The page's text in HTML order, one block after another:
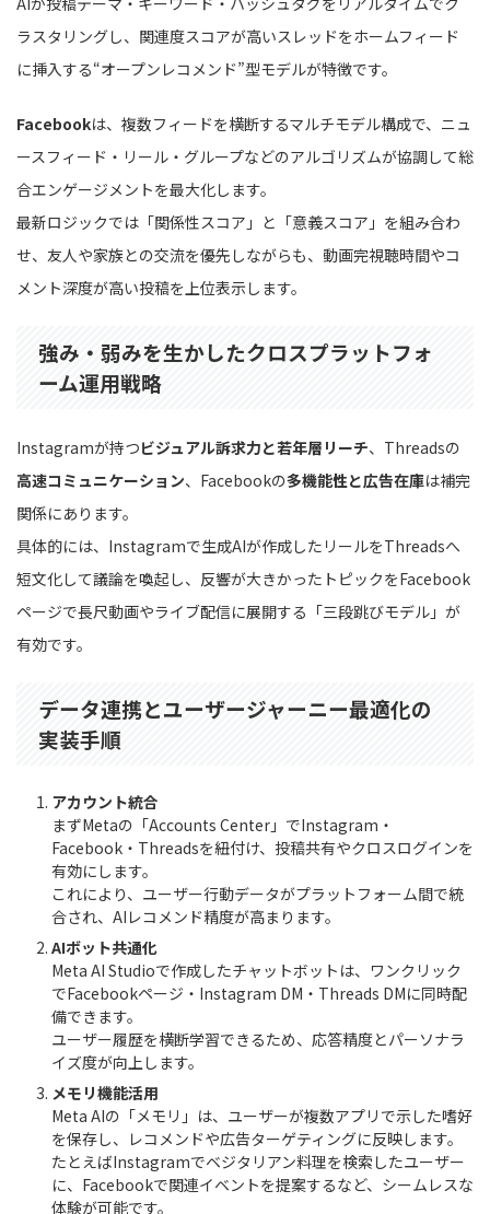
ラスタリングし、関連度スコアが高いスレッドをホームフィード
に挿入する“オープンレコメンド”型モデルが特徴です。
Facebookは、複数フィードを横断するマルチモデル構成で、ニュ
ースフィード・リール・グループなどのアルゴリズムが協調して総
合エンゲージメントを最大化します。
最新ロジックでは「関係性スコア」と「意義スコア」を組み合わ
せ、友人や家族との交流を優先しながらも、動画完視聴時間やコ
メント深度が高い投稿を上位表示します。
強み・弱みを生かしたクロスプラットフォ
ーム運用戦略
Instagramが持つビジュアル訴求力と若年層リーチ、Threadsの
高速コミュニケーション、Facebookの多機能性と広告在庫は補完
関係にあります。
具体的には、Instagramで生成AIが作成したリールをThreadsへ
短文化して議論を喚起し、反響が大きかったトピックをFacebook
ページで長尺動画やライブ配信に展開する「三段跳びモデル」が
有効です。
データ連携とユーザージャーニー最適化の
実装手順
アカウント統合
まずMetaの「Accounts Center」でInstagram・
Facebook・Threadsを紐付け、投稿共有やクロスログインを
有効にします。
これにより、ユーザー行動データがプラットフォーム間で統
合され、AIレコメンド精度が高まります。
AIボット共通化
Meta AI Studioで作成したチャットボットは、ワンクリック
でFacebookページ・Instagram DM・Threads DMに同時配
備できます。
ユーザー履歴を横断学習できるため、応答精度とパーソナラ
イズ度が向上します。
メモリ機能活用
Meta AIの「メモリ」は、ユーザーが複数アプリで示した嗜好
を保存し、レコメンドや広告ターゲティングに反映します。
たとえばInstagramでベジタリアン料理を検索したユーザー
に、Facebookで関連イベントを提案するなど、シームレスな
体験が可能です。